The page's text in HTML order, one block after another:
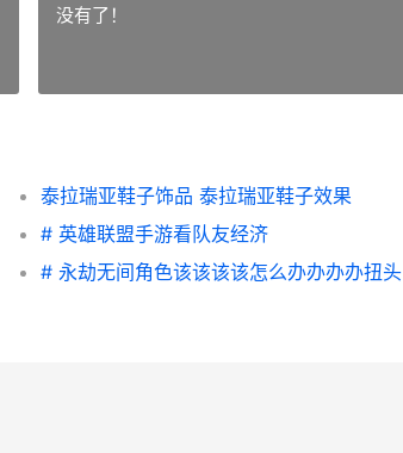
没有了！
泰拉瑞亚鞋子饰品 泰拉瑞亚鞋子效果
# 英雄联盟手游看队友经济
# 永劫无间角色该该该该怎么办办办办扭头